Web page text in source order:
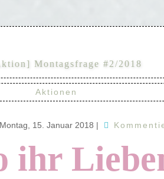
ktion] Montagsfrage #2/2018
Aktionen
Montag, 15. Januar 2018 |
ihr